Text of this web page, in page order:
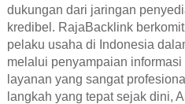
dukungan dari jaringan
kredibel. RajaBacklink
pelaku usaha di Indonesia
melalui penyampaian
layanan yang sangat
langkah yang tepat sejak dini,